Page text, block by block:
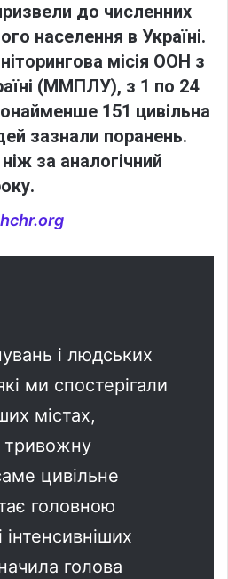
до численних
населення в Україні.
місія ООН з
(ММПЛУ), з 1 по 24
151 цивільна
зазнали поранень.
ніж за аналогічний
і людських
ми спостерігали
містах,
тривожну
цивільне
головною
голова